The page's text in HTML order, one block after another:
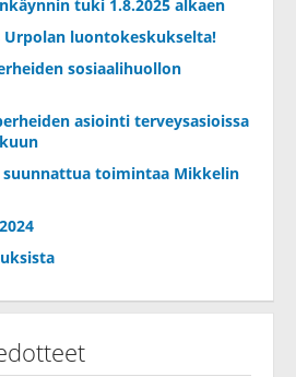
tuki 1.8.2025 alkaen
Urpolan luontokeskukselta!
sosiaalihuollon
asiointi terveysasioissa
suunnattua toimintaa Mikkelin